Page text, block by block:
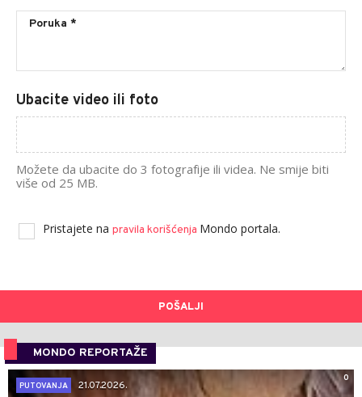
Ubacite video ili foto
Možete da ubacite do 3 fotografije ili videa. Ne smije biti
više od 25 MB.
Pristajete na pravila korišćenja Mondo portala.
POŠALJI
MONDO REPORTAŽE
0
PUTOVANJA
21.07.2026.